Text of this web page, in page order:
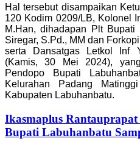
Hal tersebut disampaikan
120 Kodim 0209/LB, Kolonel
M.Han, dihadapan Plt
Siregar, S.Pd., MM dan
serta Dansatgas Letkol Inf
(Kamis, 30 Mei 2024),
Pendopo Bupati
Kelurahan Padang
Kabupaten Labuhanbatu.
Ikasmaplus
Bupati Labuhanbatu